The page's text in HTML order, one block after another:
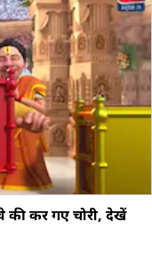
की कर गए चोरी, देखें